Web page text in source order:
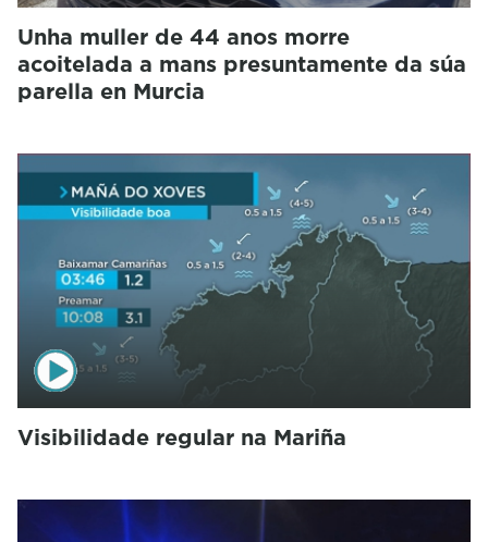
Unha muller de 44 anos morre
acoitelada a mans presuntamente da súa
parella en Murcia
Visibilidade regular na Mariña